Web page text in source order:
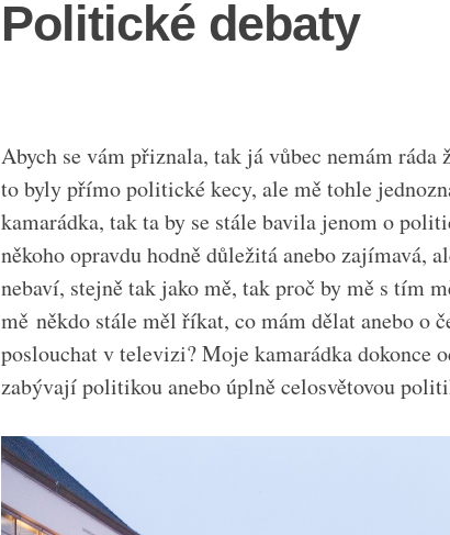
Politické debaty
Abych se vám přiznala, tak já vůbec nemám ráda
to byly přímo politické kecy, ale mě tohle
kamarádka, tak ta by se stále bavila jenom o
někoho opravdu hodně důležitá anebo zajímavá,
nebaví, stejně tak jako mě, tak proč by mě s tím
mě někdo stále měl říkat, co mám dělat anebo o
poslouchat v televizi? Moje kamarádka dokonce
zabývají politikou anebo úplně celosvětovou